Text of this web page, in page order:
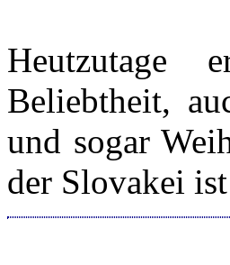
Heutzutage
Beliebtheit,
und sogar
der Slovakei